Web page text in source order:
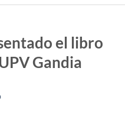
el libro
Gandia